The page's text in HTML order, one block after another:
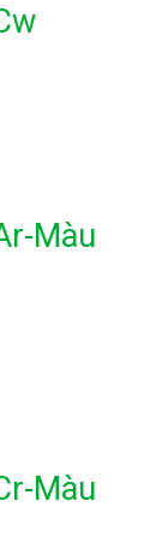
Màu
Màu